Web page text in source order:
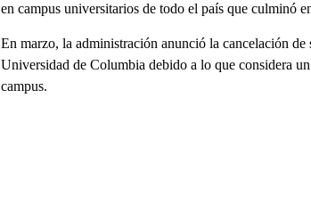
en campus universitarios de todo el país que culminó
En marzo, la administración anunció la cancelación
Universidad de Columbia debido a lo que considera
campus.